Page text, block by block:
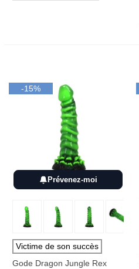
Prévenez-moi
-15%
Victime de son succès
Gode Dragon Jungle Rex